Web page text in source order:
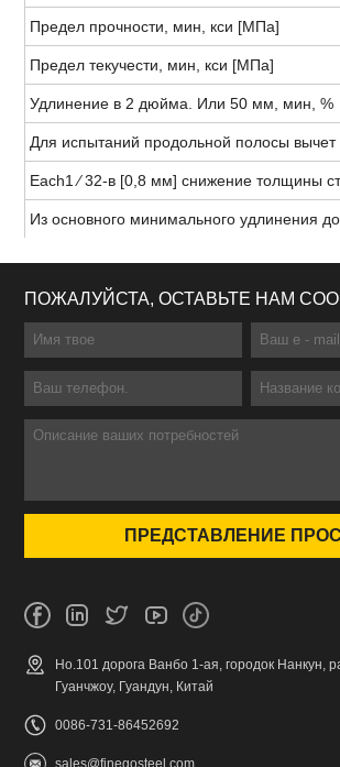
Предел прочности, мин, кси [МПа]
Предел текучести, мин, кси [МПа]
Удлинение в 2 дюйма. Или 50 мм, мин, %
Для испытаний продольной полосы вычет
Each1 ⁄ 32-в [0,8 мм] снижение толщины
Из основного минимального удлинения
ПОЖАЛУЙСТА, ОСТАВЬТЕ НАМ
Но.101 дорога Ванбо 1-ая, городок Нанкун,
Гуанчжоу, Гуандун, Китай
0086-731-86452692